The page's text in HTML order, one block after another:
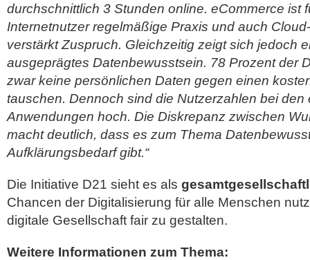
durchschnittlich 3 Stunden online. eCommerce ist
Internetnutzer regelmäßige Praxis und auch
verstärkt Zuspruch. Gleichzeitig zeigt sich jedoch
ausgeprägtes Datenbewusstsein. 78 Prozent der
zwar keine persönlichen Daten gegen einen
tauschen. Dennoch sind die Nutzerzahlen bei den
Anwendungen hoch. Die Diskrepanz zwischen
macht deutlich, dass es zum Thema
Aufklärungsbedarf gibt.“
Die Initiative D21 sieht es als
Chancen der Digitalisierung für alle Menschen
digitale Gesellschaft fair zu gestalten.
Weitere Informationen zum Thema: